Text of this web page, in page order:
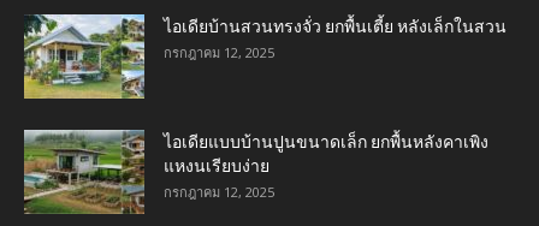
ไอเดียบ้านสวนทรงจั่ว ยกพื้นเตี้ย หลังเล็กในสวน
กรกฎาคม 12, 2025
ไอเดียแบบบ้านปูนขนาดเล็ก ยกพื้นหลังคาเพิง
แหงนเรียบง่าย
กรกฎาคม 12, 2025